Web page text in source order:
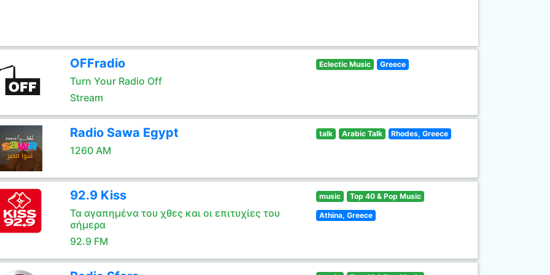
OFFradio
Turn Your Radio Off
Stream
Eclectic Music Greece
Radio Sawa Egypt
1260 AM
talk Arabic Talk Rhodes, Greece
92.9 Kiss
Τα αγαπημένα του χθες και οι επιτυχίες του
σήμερα
92.9 FM
music Top 40 & Pop Music
Athina, Greece